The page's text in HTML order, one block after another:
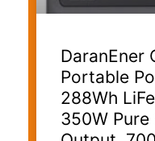
DaranEner
Portable
288Wh
350W Pure